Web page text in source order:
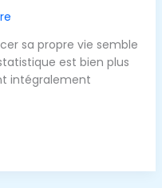
sa propre vie semble
est bien plus
intégralement